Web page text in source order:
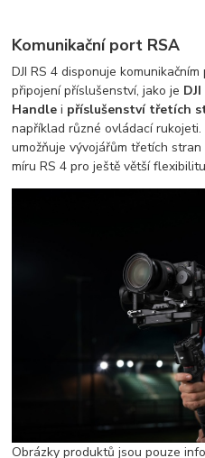
Komunikační port RSA
DJI RS 4 disponuje komunikačním
připojení příslušenství, jako je
Handle i příslušenství třetích
například různé ovládací
umožňuje vývojářům třetích
míru RS 4 pro ještě větší
Obrázky produktů jsou pouze